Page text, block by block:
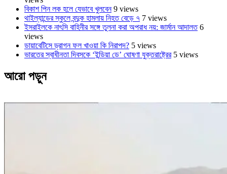
বিকাশ পিন লক হলে যেভাবে খুলবেন 9 views
থাইল্যান্ডের স্কুলে বন্দুক হামলায় নিহত বেড়ে ৭ 7 views
ইসরাইলকে নাৎসি বাহিনীর সঙ্গে তুলনা করা অপরাধ নয়: জার্মান আদালত 6
views
ডায়াবেটিসে ড্রাগন ফল খাওয়া কি নিরাপদ? 5 views
ভারতের স্বাধীনতা দিবসকে ‘ইন্ডিয়া ডে’ ঘোষণা যুক্তরাষ্ট্রের 5 views
আরো পড়ুন